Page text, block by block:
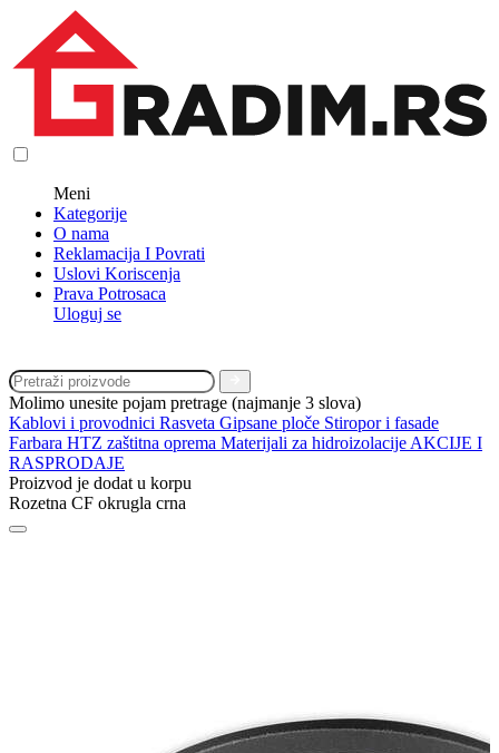
Meni
Kategorije
O nama
Reklamacija I Povrati
Uslovi Koriscenja
Prava Potrosaca
Uloguj se
Molimo unesite pojam pretrage (najmanje 3 slova)
Kablovi i provodnici Rasveta Gipsane ploče Stiropor i fasade
Farbara HTZ zaštitna oprema Materijali za hidroizolacije AKCIJE I
RASPRODAJE
Proizvod je dodat u korpu
Rozetna CF okrugla crna